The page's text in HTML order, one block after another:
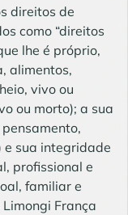
direitos de
como “direitos
lhe é próprio,
alimentos,
vivo ou
ou morto); a sua
sua integridade
profissional e
familiar e
Limongi França